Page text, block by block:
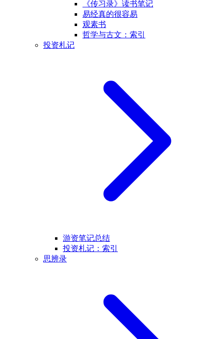
《传习录》读书笔记
易经真的很容易
观素书
哲学与古文：索引
投资札记
游资笔记总结
投资札记：索引
思辨录